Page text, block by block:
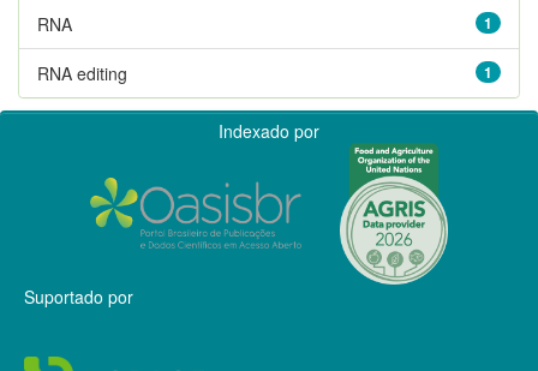
1
RNA
1
RNA editing
Indexado por
Suportado por